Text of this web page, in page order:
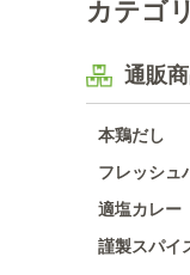
カテゴ
通販
本鶏だし
フレッシュ
適塩カレー
謹製スパイ